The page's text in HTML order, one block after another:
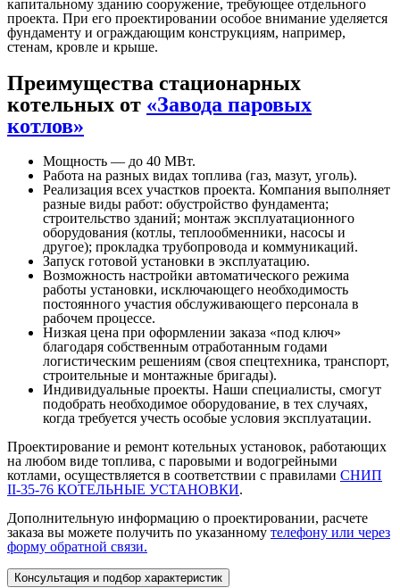
капитальному зданию сооружение, требующее отдельного
проекта. При его проектировании особое внимание уделяется
фундаменту и ограждающим конструкциям, например,
стенам, кровле и крыше.
Преимущества стационарных
котельных от «Завода паровых
котлов»
Мощность — до 40 МВт.
Работа на разных видах топлива (газ, мазут, уголь).
Реализация всех участков проекта. Компания выполняет
разные виды работ: обустройство фундамента;
строительство зданий; монтаж эксплуатационного
оборудования (котлы, теплообменники, насосы и
другое); прокладка трубопровода и коммуникаций.
Запуск готовой установки в эксплуатацию.
Возможность настройки автоматического режима
работы установки, исключающего необходимость
постоянного участия обслуживающего персонала в
рабочем процессе.
Низкая цена при оформлении заказа «под ключ»
благодаря собственным отработанным годами
логистическим решениям (своя спецтехника, транспорт,
строительные и монтажные бригады).
Индивидуальные проекты. Наши специалисты, смогут
подобрать необходимое оборудование, в тех случаях,
когда требуется учесть особые условия эксплуатации.
Проектирование и ремонт котельных установок, работающих
на любом виде топлива, с паровыми и водогрейными
котлами, осуществляется в соответствии с правилами СНИП
II-35-76 КОТЕЛЬНЫЕ УСТАНОВКИ.
Дополнительную информацию о проектировании, расчете
заказа вы можете получить по указанному телефону или через
форму обратной связи.
Консультация и подбор характеристик